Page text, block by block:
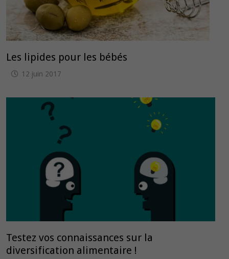
Les lipides pour les bébés
12 juin 2017
Testez vos connaissances sur la
diversification alimentaire !